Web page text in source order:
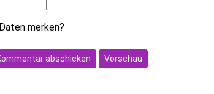
Daten merken?